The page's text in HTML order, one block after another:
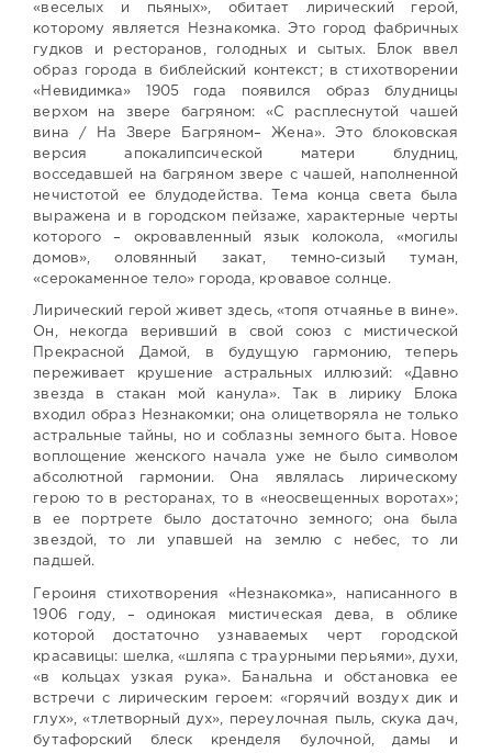
«веселых и пьяных», обитает лирический герой,
которому является Незнакомка. Это город фабричных
гудков и ресторанов, голодных и сытых. Блок ввел
образ города в библейский контекст; в стихотворении
«Невидимка» 1905 года появился образ блудницы
верхом на звере багряном: «С расплеснутой чашей
вина / На Звере Багряном– Жена». Это блоковская
версия апокалипсической матери блудниц,
восседавшей на багряном звере с чашей, наполненной
нечистотой ее блудодейства. Тема конца света была
выражена и в городском пейзаже, характерные черты
которого – окровавленный язык колокола, «могилы
домов», оловянный закат, темно-сизый туман,
«серокаменное тело» города, кровавое солнце.
Лирический герой живет здесь, «топя отчаянье в вине».
Он, некогда веривший в свой союз с мистической
Прекрасной Дамой, в будущую гармонию, теперь
переживает крушение астральных иллюзий: «Давно
звезда в стакан мой канула». Так в лирику Блока
входил образ Незнакомки; она олицетворяла не только
астральные тайны, но и соблазны земного быта. Новое
воплощение женского начала уже не было символом
абсолютной гармонии. Она являлась лирическому
герою то в ресторанах, то в «неосвещенных воротах»;
в ее портрете было достаточно земного; она была
звездой, то ли упавшей на землю с небес, то ли
падшей.
Героиня стихотворения «Незнакомка», написанного в
1906 году, – одинокая мистическая дева, в облике
которой достаточно узнаваемых черт городской
красавицы: шелка, «шляпа с траурными перьями», духи,
«в кольцах узкая рука». Банальна и обстановка ее
встречи с лирическим героем: «горячий воздух дик и
глух», «тлетворный дух», переулочная пыль, скука дач,
бутафорский блеск кренделя булочной, дамы и